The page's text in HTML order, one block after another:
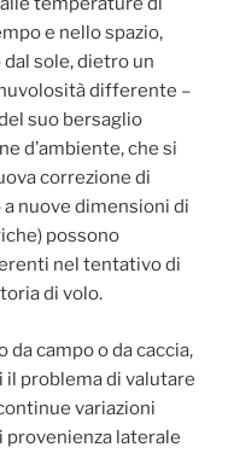
e nello spazio,
sole, dietro un
differente –
suo bersaglio
d’ambiente, che si
correzione di
nuove dimensioni di
possono
nel tentativo di
di volo.
da campo o da caccia,
il problema di valutare
variazioni
provenienza laterale